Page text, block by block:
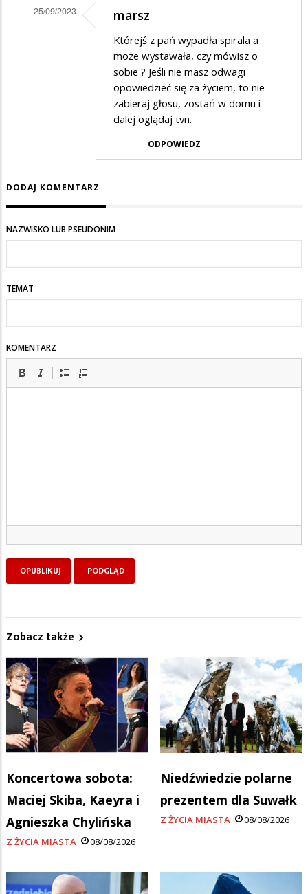
25/09/2023 marsz
Którejś z pań wypadła spirala a
może wystawała, czy mówisz o
sobie ? Jeśli nie masz odwagi
opowiedzieć się za życiem, to nie
zabieraj głosu, zostań w domu i
dalej oglądaj tvn.
ODPOWIEDZ
DODAJ KOMENTARZ
NAZWISKO LUB PSEUDONIM
TEMAT
KOMENTARZ
Zobacz także
Koncertowa sobota:
Maciej Skiba, Kaeyra i
Agnieszka Chylińska
Z ŻYCIA MIASTA 08/08/2026
Niedźwiedzie polarne
prezentem dla Suwałk
Z ŻYCIA MIASTA 08/08/2026